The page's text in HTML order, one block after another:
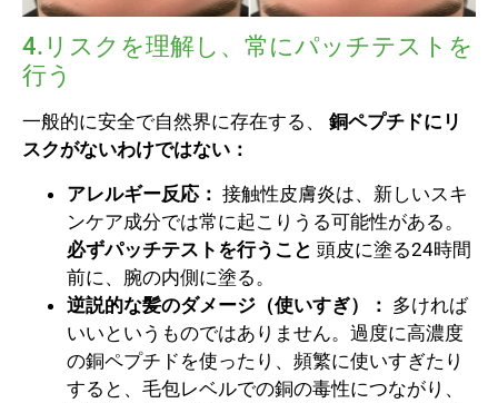
4.リスクを理解し、常にパッチテストを
行う
一般的に安全で自然界に存在する、 銅ペプチドにリ
スクがないわけではない：
アレルギー反応： 接触性皮膚炎は、新しいスキ
ンケア成分では常に起こりうる可能性がある。
必ずパッチテストを行うこと 頭皮に塗る24時間
前に、腕の内側に塗る。
逆説的な髪のダメージ（使いすぎ）： 多ければ
いいというものではありません。過度に高濃度
の銅ペプチドを使ったり、頻繁に使いすぎたり
すると、毛包レベルでの銅の毒性につながり、